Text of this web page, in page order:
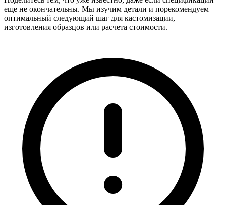
еще не окончательны. Мы изучим детали и порекомендуем
оптимальный следующий шаг для кастомизации,
изготовления образцов или расчета стоимости.